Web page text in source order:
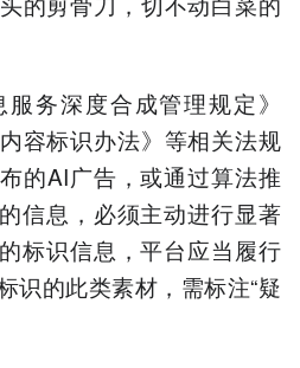
务深度合成管理规定》
容标识办法》等相关法规
的AI广告，或通过算法推
信息，必须主动进行显著
标识信息，平台应当履行
识的此类素材，需标注“疑